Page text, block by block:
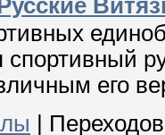
спортивный
его